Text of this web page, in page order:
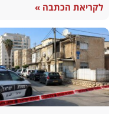
לקריאת הכתבה »